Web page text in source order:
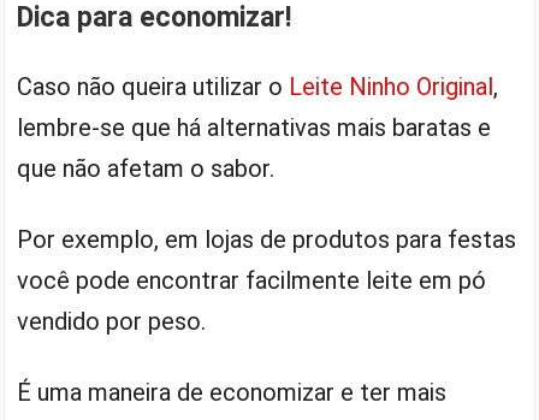
Dica para economizar!
Caso não queira utilizar o Leite Ninho Original,
lembre-se que há alternativas mais baratas e
que não afetam o sabor.
Por exemplo, em lojas de produtos para festas
você pode encontrar facilmente leite em pó
vendido por peso.
É uma maneira de economizar e ter mais